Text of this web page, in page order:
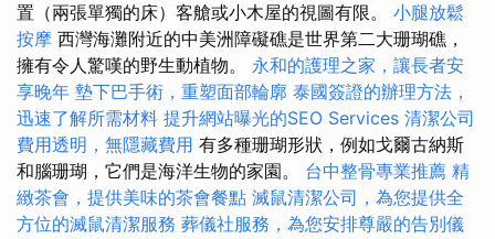
置（兩張單獨的床）客艙或小木屋的視圖有限。 小腿放鬆
按摩 西灣海灘附近的中美洲障礙礁是世界第二大珊瑚礁，
擁有令人驚嘆的野生動植物。 永和的護理之家，讓長者安
享晚年 墊下巴手術，重塑面部輪廓 泰國簽證的辦理方法，
迅速了解所需材料 提升網站曝光的SEO Services 清潔公司
費用透明，無隱藏費用 有多種珊瑚形狀，例如戈爾古納斯
和腦珊瑚，它們是海洋生物的家園。 台中整骨專業推薦 精
緻茶會，提供美味的茶會餐點 滅鼠清潔公司，為您提供全
方位的滅鼠清潔服務 葬儀社服務，為您安排尊嚴的告別儀